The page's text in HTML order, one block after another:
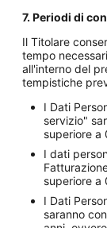
7. Periodi di
Il Titolare
tempo
all'interno del
tempistiche
I Dati
servizio"
superiore a
I dati
superiore a
I Dati
saranno